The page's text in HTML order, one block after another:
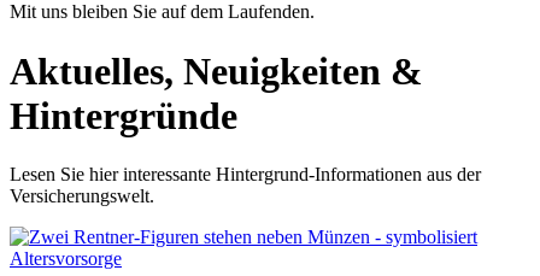
Mit uns bleiben Sie auf dem Laufenden.
Aktuelles, Neuigkeiten &
Hintergründe
Lesen Sie hier interessante Hintergrund-Informationen aus der
Versicherungswelt.